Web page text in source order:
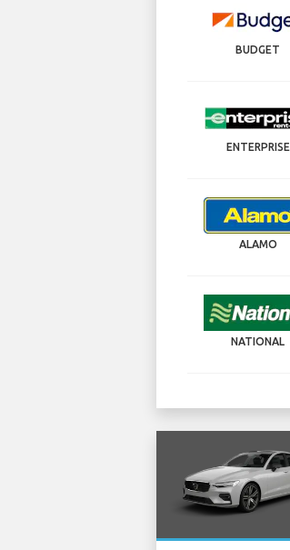
BUDGET
ENTERPRISE
ALAMO
NATIONAL